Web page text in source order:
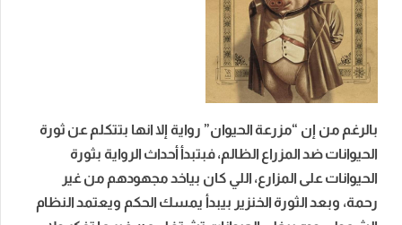
بالرغم من إن “مزرعة الحيوان” رواية إلا انها بتتكلم عن ثورة
الحيوانات ضد المزراع الظالم، فبتبدأ أحداث الرواية بثورة
الحيوانات على المزارع، اللي كان بياخد مجهودهم من غير
رحمة، وبعد الثورة الخنزير بيبدأ يمسك الحكم ويعتمد النظام